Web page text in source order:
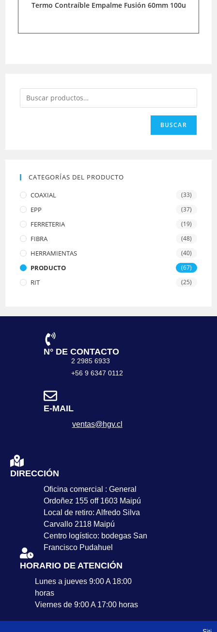
Termo Contraíble Empalme Fusión 60mm 100u
BUSCAR
CATEGORÍAS DEL PRODUCTO
COAXIAL (33)
EPP (37)
FERRETERIA (19)
FIBRA (48)
HERRAMIENTAS (40)
PRODUCTO (67)
RIT (25)
N° DE CONTACTO
2 2985 6933
+56 9 6347 0112
E-MAIL
ventas@hgv.cl
DIRECCIÓN
Oficina comercial : General
Ordoñez 155 off 1603 Maipú
Local de retiro: Alfredo Silva
Carvallo 2118 Maipú
Centro logístico: bodegas San
Francisco Pudahuel
HORARIO DE ATENCIÓN
Lunes a jueves 9:00 A 18:00
horas
Viernes de 9:00 A 17:00 horas